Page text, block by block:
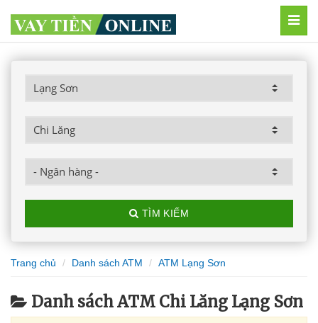
TÌM KIẾM
Trang chủ Danh sách ATM ATM Lạng Sơn
Danh sách ATM Chi Lăng Lạng Sơn